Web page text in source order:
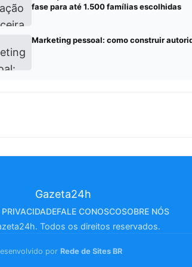
fase para até 1.500 famílias escolhidas
Marketing pessoal: como construir
FALE CONOSCOSOBRE NÓS
Todos os direitos reservados.
por Rede de Sites BR